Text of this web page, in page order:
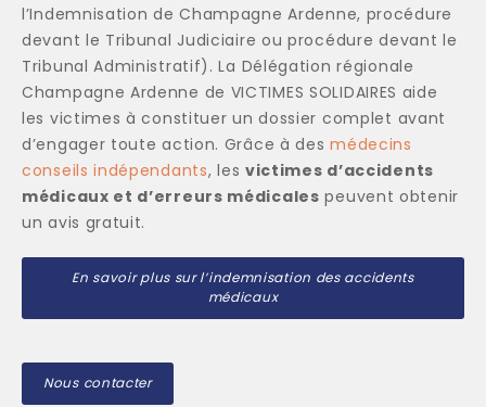
l’Indemnisation de Champagne Ardenne, procédure
devant le Tribunal Judiciaire ou procédure devant le
Tribunal Administratif). La Délégation régionale
Champagne Ardenne de VICTIMES SOLIDAIRES aide
les victimes à constituer un dossier complet avant
d’engager toute action. Grâce à desmédecins
conseils indépendants, les victimes d’accidents
médicaux et d’erreurs médicales peuvent obtenir
un avis gratuit.
En savoir plus sur l’indemnisation des accidents
médicaux
Nous contacter